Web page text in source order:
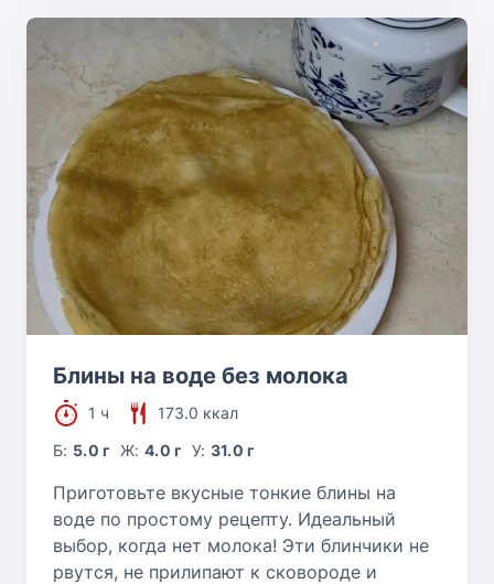
Блины на воде без молока
1 ч
173.0 ккал
Б: 5.0 г Ж: 4.0 г У: 31.0 г
Приготовьте вкусные тонкие блины на
воде по простому рецепту. Идеальный
выбор, когда нет молока! Эти блинчики не
рвутся, не прилипают к сковороде и